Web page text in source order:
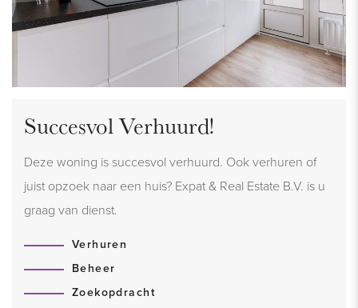
Succesvol Verhuurd!
Deze woning is succesvol verhuurd. Ook verhuren of
juist opzoek naar een huis? Expat & Real Estate B.V. is u
graag van dienst.
Verhuren
Beheer
Zoekopdracht